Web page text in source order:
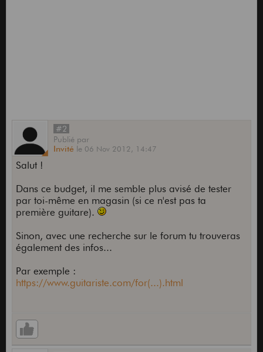
#2
Publié par
Invité le 06 Nov 2012, 14:47
Salut !
Dans ce budget, il me semble plus avisé de tester
par toi-même en magasin (si ce n'est pas ta
première guitare).
Sinon, avec une recherche sur le forum tu trouveras
également des infos...
Par exemple :
https://www.guitariste.com/for(...).html